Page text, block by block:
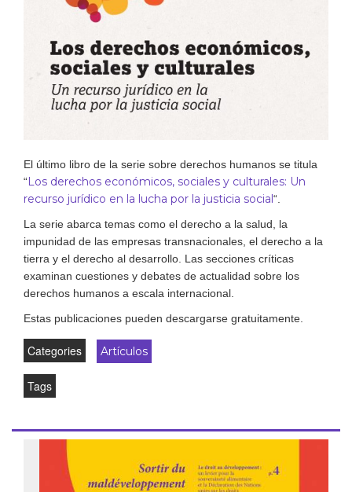
El último libro de la serie sobre derechos humanos se titula
“Los derechos económicos, sociales y culturales: Un
recurso jurídico en la lucha por la justicia social“.
La serie abarca temas como el derecho a la salud, la
impunidad de las empresas transnacionales, el derecho a la
tierra y el derecho al desarrollo. Las secciones críticas
examinan cuestiones y debates de actualidad sobre los
derechos humanos a escala internacional.
Estas publicaciones pueden descargarse gratuitamente.
Categories Artículos
Tags